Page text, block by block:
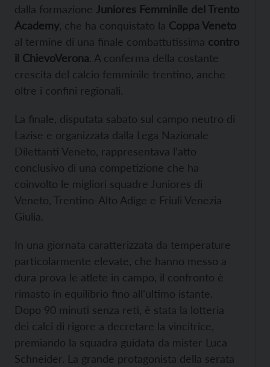
dalla formazione Juniores Femminile del Trento
Academy , che ha conquistato la Coppa Veneto
al termine di una finale combattutissima contro
il ChievoVerona. A conferma della costante
crescita del calcio femminile trentino, anche
oltre i confini regionali.
La finale, disputata sabato sul campo neutro di
Lazise e organizzata dalla Lega Nazionale
Dilettanti Veneto, rappresentava l’atto
conclusivo di una competizione che ha
coinvolto le migliori squadre Juniores di
Veneto, Trentino-Alto Adige e Friuli Venezia
Giulia.
In una giornata caratterizzata da temperature
particolarmente elevate, che hanno messo a
dura prova le atlete in campo, il confronto è
rimasto in equilibrio fino all’ultimo istante.
Dopo 90 minuti senza reti, è stata la lotteria
dei calci di rigore a decretare la vincitrice,
premiando la squadra guidata da mister Luca
Schneider. La grande protagonista della serata